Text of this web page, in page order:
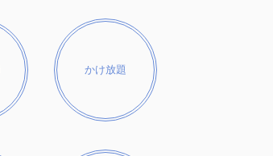
かけ放題